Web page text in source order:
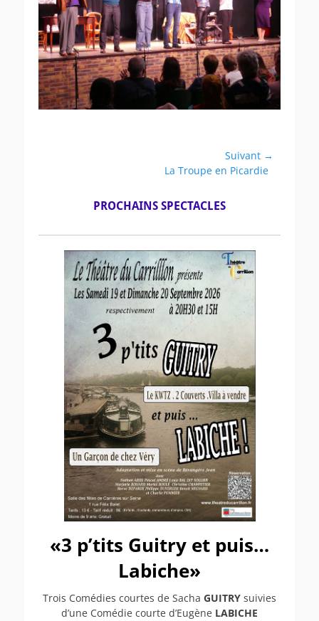
Suivant →
Article
La Troupe en Picardie
PROCHAINS SPECTACLES
«3 p’tits Guitry et puis…
Labiche»
Trois Comédies courtes de Sacha GUITRY suivies
d’une Comédie courte d’Eugène LABICHE